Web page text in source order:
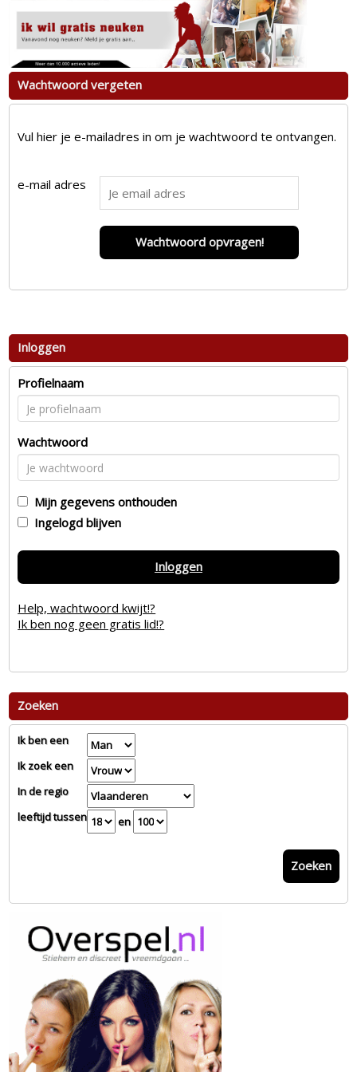
Wachtwoord vergeten
Vul hier je e-mailadres in om je wachtwoord te ontvangen.
e-mail adres
Wachtwoord opvragen!
Inloggen
Profielnaam
Wachtwoord
Mijn gegevens onthouden
Ingelogd blijven
Inloggen
Help, wachtwoord kwijt!?
Ik ben nog geen gratis lid!?
Zoeken
Ik ben een
Ik zoek een
In de regio
leeftijd tussen
en
Zoeken